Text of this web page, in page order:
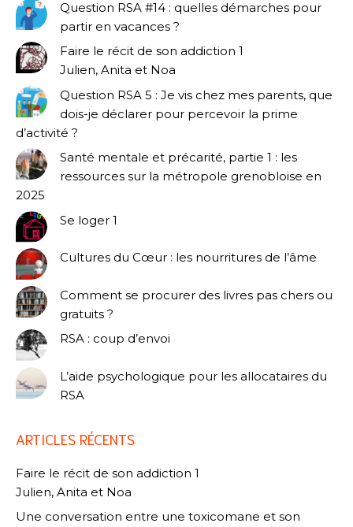
Question RSA #14 : quelles démarches pour
partir en vacances ?
Faire le récit de son addiction 1
Julien, Anita et Noa
Question RSA 5 : Je vis chez mes parents, que
dois-je déclarer pour percevoir la prime
d’activité ?
Santé mentale et précarité, partie 1 : les
ressources sur la métropole grenobloise en
2025
Se loger 1
Cultures du Cœur : les nourritures de l’âme
Comment se procurer des livres pas chers ou
gratuits ?
RSA : coup d’envoi
L’aide psychologique pour les allocataires du
RSA
ARTICLES RÉCENTS
Faire le récit de son addiction 1
Julien, Anita et Noa
Une conversation entre une toxicomane et son